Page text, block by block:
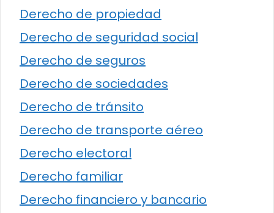
Derecho de propiedad
Derecho de seguridad social
Derecho de seguros
Derecho de sociedades
Derecho de tránsito
Derecho de transporte aéreo
Derecho electoral
Derecho familiar
Derecho financiero y bancario